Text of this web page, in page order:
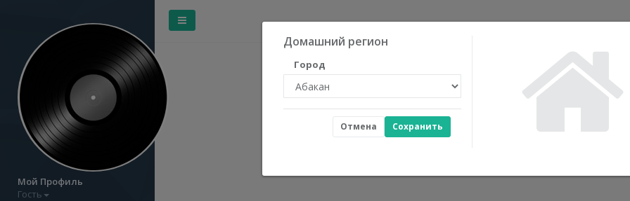
Мой Профиль
Гость
Домашний регион
Город
Сохранить
Отмена